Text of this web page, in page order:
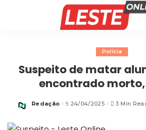
Polícia
Suspeito de matar
encontrado morto,
Posted
Redação 24/04/2025 3 Min